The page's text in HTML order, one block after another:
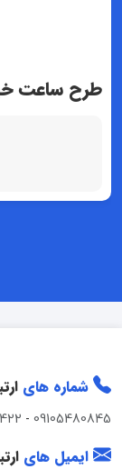
طرح ساعت
شماره های
09105480845
-
ایمیل های